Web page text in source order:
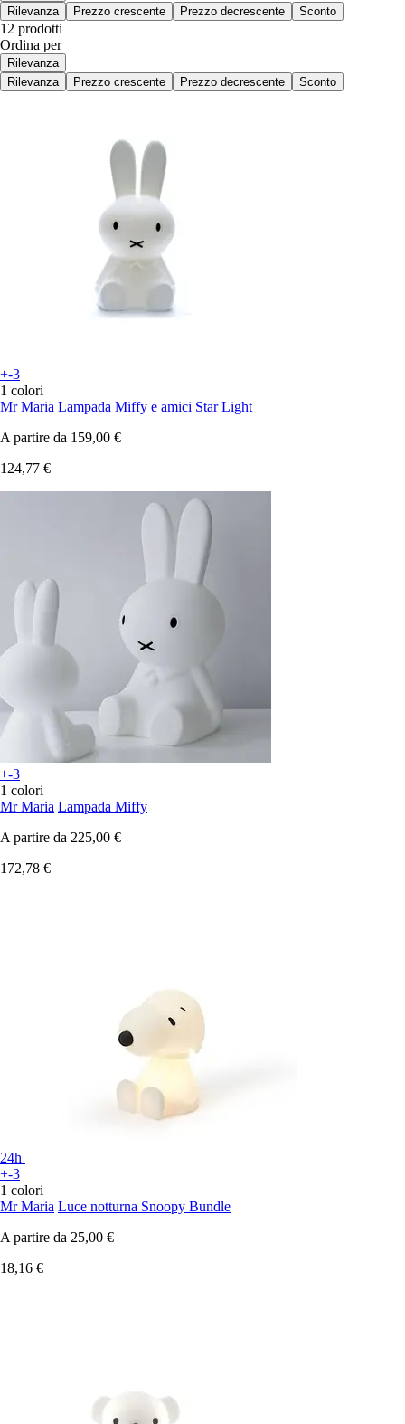
Rilevanza
Prezzo crescente Prezzo decrescente Sconto
12 prodotti
Ordina per
Rilevanza
Rilevanza
Prezzo crescente Prezzo decrescente Sconto
+-3
1 colori
Mr Maria Lampada Miffy e amici Star Light
A partire da 159,00 €
124,77 €
+-3
1 colori
Mr Maria Lampada Miffy
A partire da 225,00 €
172,78 €
24h
+-3
1 colori
Mr Maria Luce notturna Snoopy Bundle
A partire da 25,00 €
18,16 €